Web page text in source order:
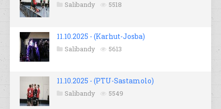
Salibandy 5518
11.10.2025 - (Karhut-Josba)
Salibandy 5613
11.10.2025 - (PTU-Sastamolo)
Salibandy 5549